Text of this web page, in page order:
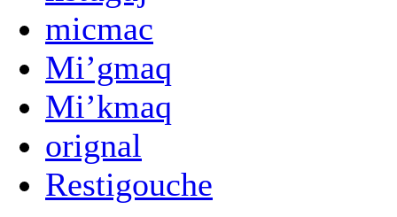
micmac
Mi’gmaq
Mi’kmaq
orignal
Restigouche